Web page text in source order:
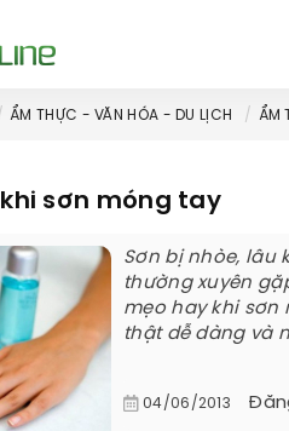
ẨM THỰC - VĂN HÓA - DU LỊCH ẨM
sơn móng tay
Sơn bị nhòe, lâu
thường xuyên
mẹo hay khi sơn
thật dễ dàng và
04/06/2013